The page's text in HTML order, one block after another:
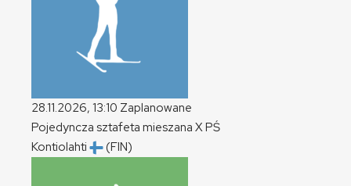
28.11.2026, 13:10 Zaplanowane
Pojedyncza sztafeta mieszana XPŚ
Kontiolahti
(FIN)